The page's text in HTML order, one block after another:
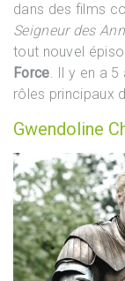
dans des films
Seigneur des
tout nouvel
Force. Il y en a 5
rôles principaux
Gwendoline